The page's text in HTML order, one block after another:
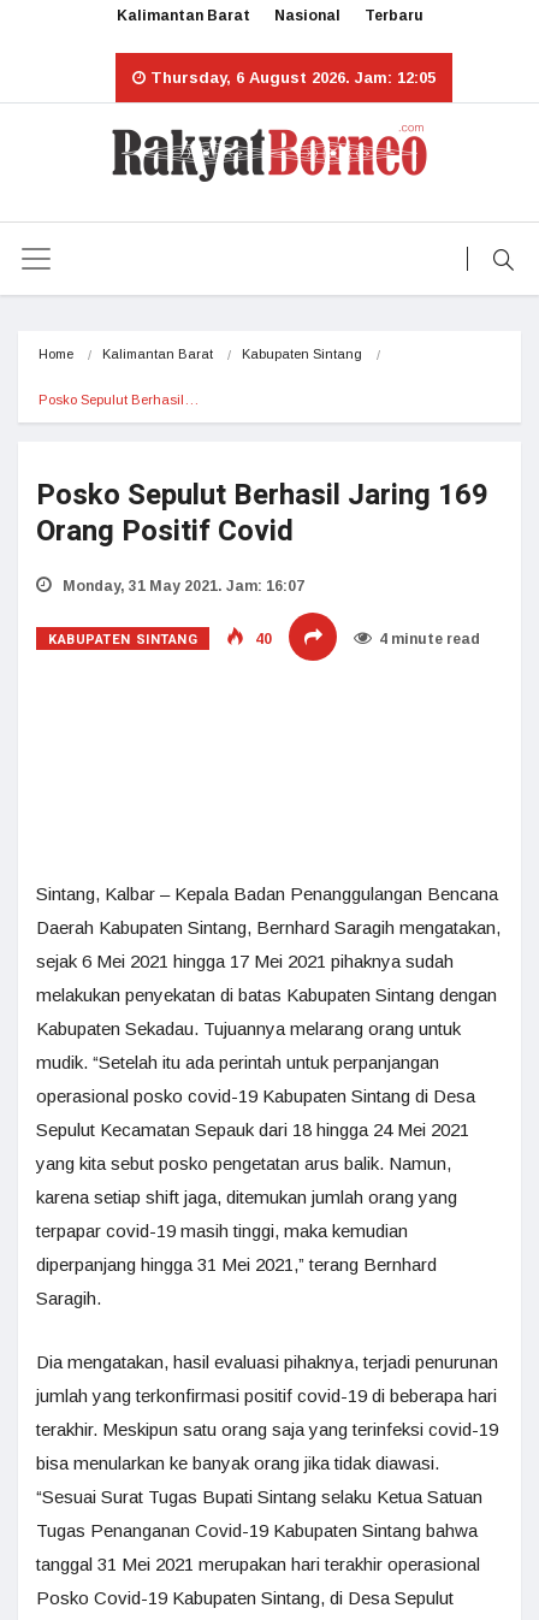
Kalimantan Barat Nasional Terbaru
Thursday, 6 August 2026. Jam: 12:05
Home Kalimantan Barat Kabupaten Sintang
Posko Sepulut Berhasil…
Posko Sepulut Berhasil Jaring 169
Orang Positif Covid
Monday, 31 May 2021. Jam: 16:07
KABUPATEN SINTANG 40 4 minute read
Sintang, Kalbar – Kepala Badan Penanggulangan Bencana
Daerah Kabupaten Sintang, Bernhard Saragih mengatakan,
sejak 6 Mei 2021 hingga 17 Mei 2021 pihaknya sudah
melakukan penyekatan di batas Kabupaten Sintang dengan
Kabupaten Sekadau. Tujuannya melarang orang untuk
mudik. “Setelah itu ada perintah untuk perpanjangan
operasional posko covid-19 Kabupaten Sintang di Desa
Sepulut Kecamatan Sepauk dari 18 hingga 24 Mei 2021
yang kita sebut posko pengetatan arus balik. Namun,
karena setiap shift jaga, ditemukan jumlah orang yang
terpapar covid-19 masih tinggi, maka kemudian
diperpanjang hingga 31 Mei 2021,” terang Bernhard
Saragih.
Dia mengatakan, hasil evaluasi pihaknya, terjadi penurunan
jumlah yang terkonfirmasi positif covid-19 di beberapa hari
terakhir. Meskipun satu orang saja yang terinfeksi covid-19
bisa menularkan ke banyak orang jika tidak diawasi.
“Sesuai Surat Tugas Bupati Sintang selaku Ketua Satuan
Tugas Penanganan Covid-19 Kabupaten Sintang bahwa
tanggal 31 Mei 2021 merupakan hari terakhir operasional
Posko Covid-19 Kabupaten Sintang, di Desa Sepulut